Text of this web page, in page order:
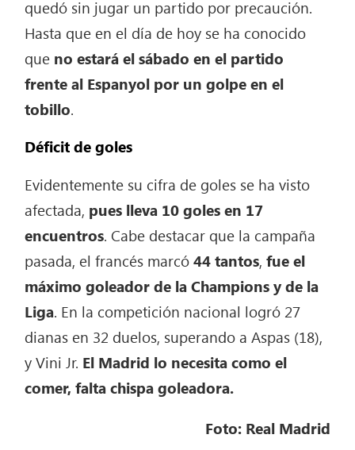
quedó sin jugar un partido por precaución.
Hasta que en el día de hoy se ha conocido
que no estará el sábado en el partido
frente al Espanyol por un golpe en el
tobillo.
Déficit de goles
Evidentemente su cifra de goles se ha visto
afectada, pues lleva 10 goles en 17
encuentros. Cabe destacar que la campaña
pasada, el francés marcó44 tantos,fue el
máximo goleador de la Champions y de la
Liga. En la competición nacional logró 27
dianas en 32 duelos, superando a Aspas (18),
y Vini Jr. El Madrid lo necesita como el
comer, falta chispa goleadora.
Foto: Real Madrid